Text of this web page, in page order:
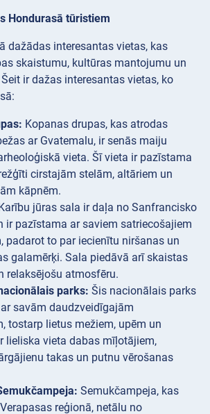
Hondurasā tūristiem
dažādas interesantas vietas, kas
skaistumu, kultūras mantojumu un
ir dažas interesantas vietas, ko
Kopanas drupas, kas atrodas
ar Gvatemalu, ir senās maiju
vieta. Šī vieta ir pazīstama
cirstajām stelām, altāriem un
kāpnēm.
jūras sala ir daļa no Sanfrancisko
ir pazīstama ar saviem satriecošajiem
padarot to par iecienītu niršanas un
galamērķi. Sala piedāvā arī skaistas
relaksējošu atmosfēru.
parks: Šis nacionālais parks
savām daudzveidīgajām
tostarp lietus mežiem, upēm un
lieliska vieta dabas mīļotājiem,
takas un putnu vērošanas
Semukčampeja, kas
reģionā, netālu no